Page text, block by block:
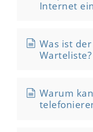
Internet
Was ist
Warteliste?
Warum